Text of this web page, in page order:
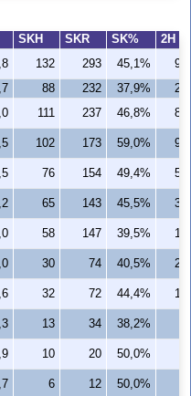
SKH SKR SK%
2H
132 293 45,1%
99
88 232 37,9%
25
111 237 46,8%
82
102 173 59,0%
98
76 154 49,4%
58
65 143 45,5%
35
58 147 39,5%
14
30 74 40,5%
22
32 72 44,4%
16
13 34 38,2%
10 20 50,0%
6 12 50,0%